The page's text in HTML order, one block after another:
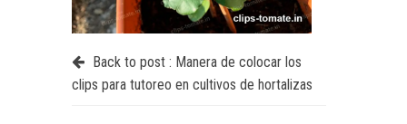
Back to post : Manera de colocar los
clips para tutoreo en cultivos de hortalizas